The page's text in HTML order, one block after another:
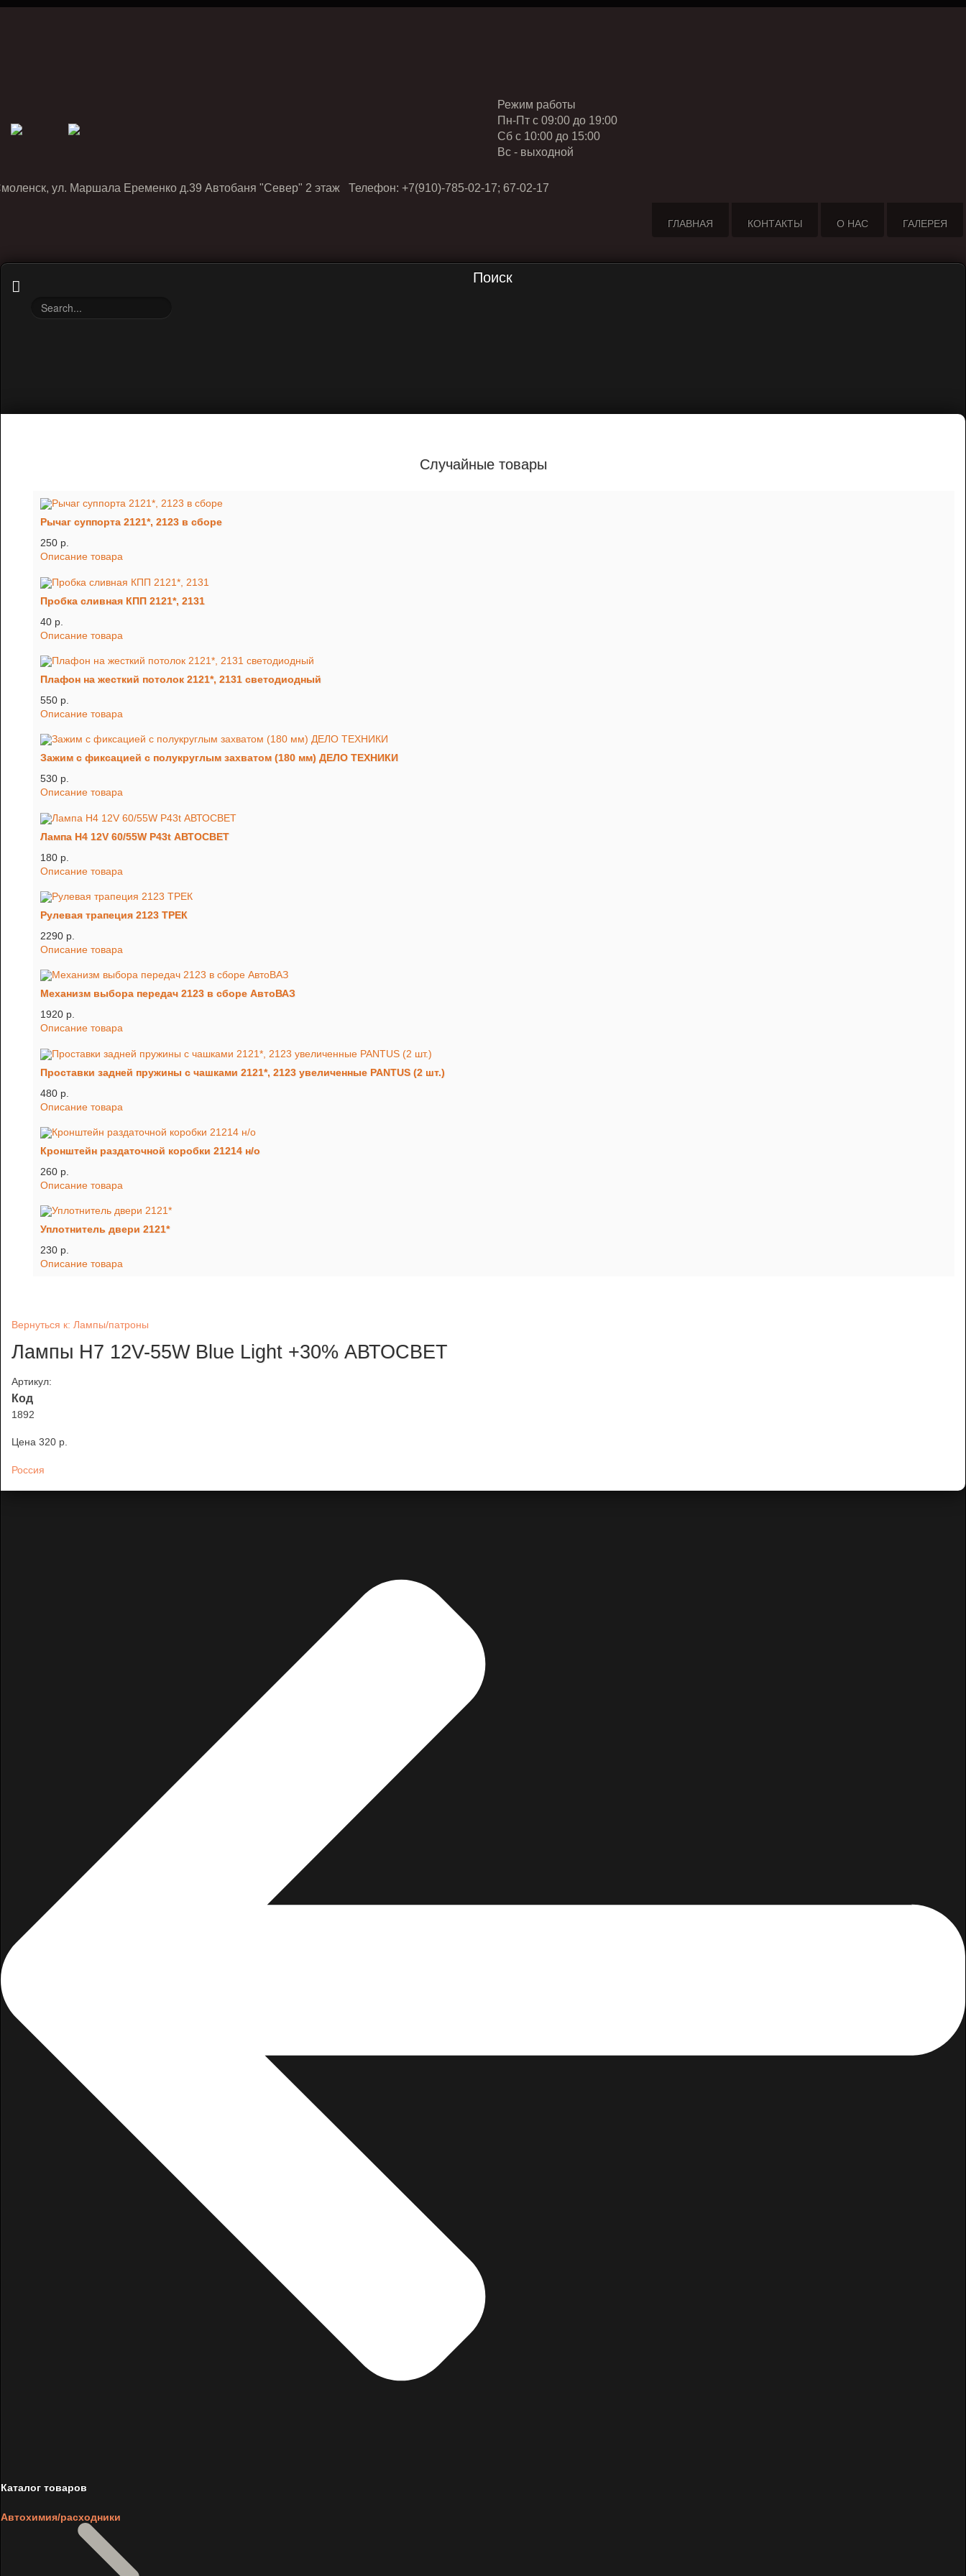
Режим работы
Пн-Пт с 09:00 до 19:00
Cб с 10:00 до 15:00
Вс - выходной
ул. Маршала Еременко д.39 Автобаня "Север" 2 этаж Телефон: +7(910)-785-02-17; 67-02-17
ГЛАВНАЯ КОНТАКТЫ О НАС ГАЛЕРЕЯ
Поиск
Случайные товары
Рычаг суппорта 2121*, 2123 в сборе
250 p.
Описание товара
Пробка сливная КПП 2121*, 2131
40 p.
Описание товара
Плафон на жесткий потолок 2121*, 2131 светодиодный
550 p.
Описание товара
Зажим с фиксацией с полукруглым захватом (180 мм) ДЕЛО ТЕХНИКИ
530 p.
Описание товара
Лампа H4 12V 60/55W P43t АВТОСВЕТ
180 p.
Описание товара
Рулевая трапеция 2123 ТРЕК
2290 p.
Описание товара
Механизм выбора передач 2123 в сборе АвтоВАЗ
1920 p.
Описание товара
Проставки задней пружины с чашками 2121*, 2123 увеличенные PANTUS (2 шт.)
480 p.
Описание товара
Кронштейн раздаточной коробки 21214 н/о
260 p.
Описание товара
Уплотнитель двери 2121*
230 p.
Описание товара
Вернуться к: Лампы/патроны
Лампы Н7 12V-55W Blue Light +30% АВТОСВЕТ
Артикул:
Код
1892
Цена 320 p.
Россия
Каталог товаров
Автохимия/расходники